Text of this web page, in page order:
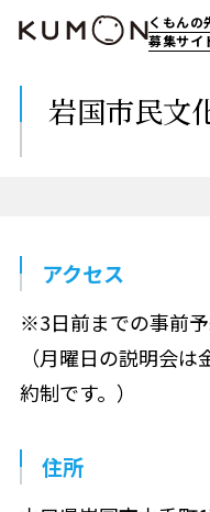
くもんの
募集サイ
岩国市民文
アクセス
※3日前までの事前予
（月曜日の説明会
約制です。）
住所